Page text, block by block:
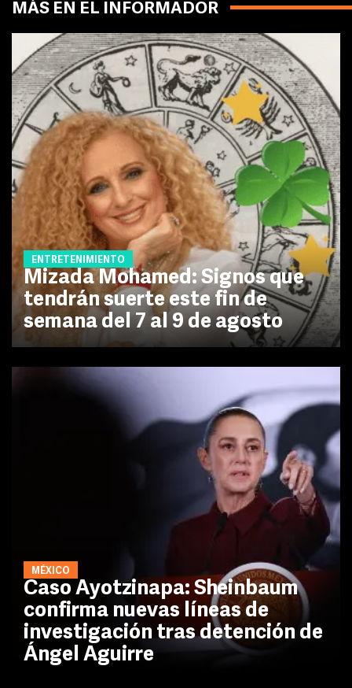
MÁS EN EL INFORMADOR
ENTRETENIMIENTO
Mizada Mohamed: Signos que
tendrán suerte este fin de
semana del 7 al 9 de agosto
MÉXICO
Caso Ayotzinapa: Sheinbaum
confirma nuevas líneas de
investigación tras detención de
Ángel Aguirre